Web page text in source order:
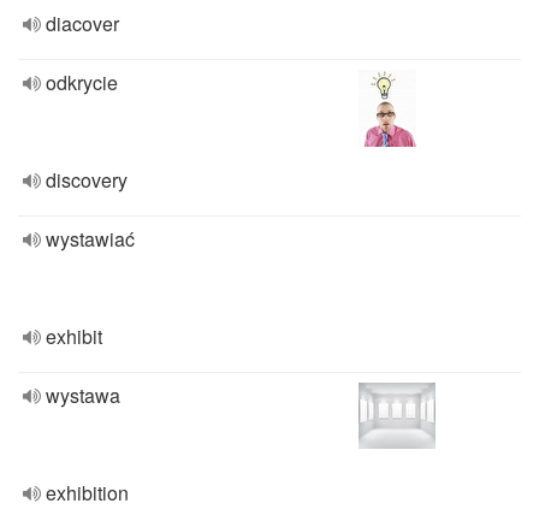
diacover
odkrycie
discovery
wystawiać
exhibit
wystawa
exhibition